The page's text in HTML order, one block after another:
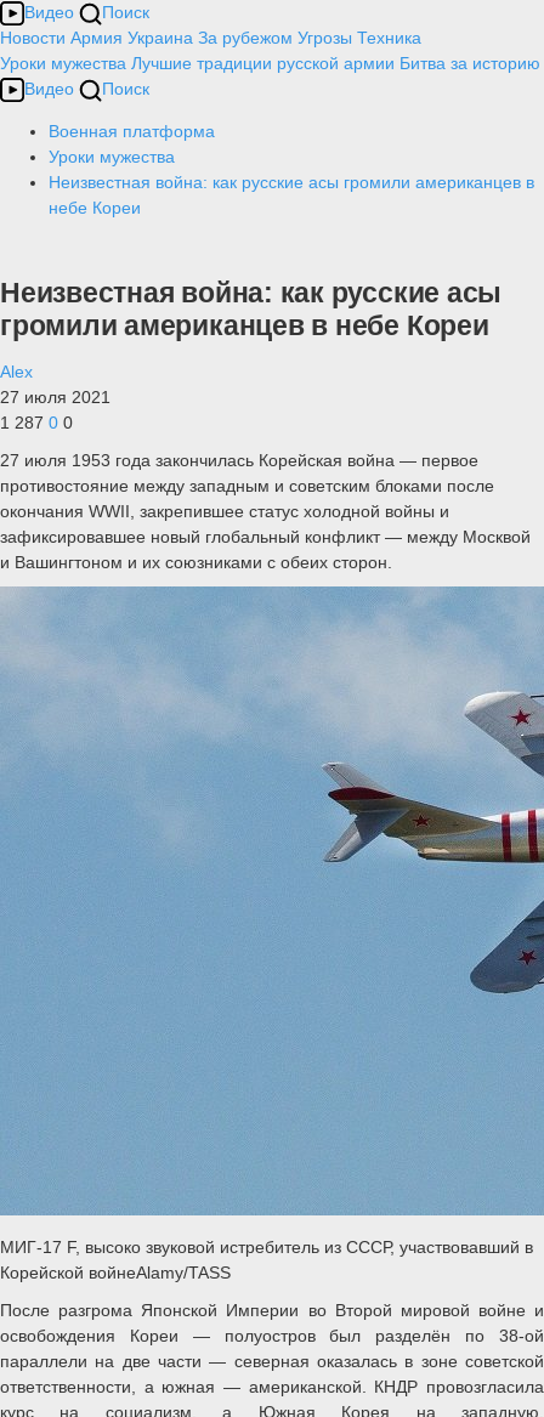
Видео
Поиск
Новости Армия Украина За рубежом Угрозы Техника
Уроки мужества Лучшие традиции русской армии Битва за историю
Видео
Поиск
Военная платформа
Уроки мужества
Неизвестная война: как русские асы громили американцев в
небе Кореи
Неизвестная война: как русские асы
громили американцев в небе Кореи
Alex
27 июля 2021
1 287 0 0
27 июля 1953 года закончилась Корейская война — первое
противостояние между западным и советским блоками после
окончания WWII, закрепившее статус холодной войны и
зафиксировавшее новый глобальный конфликт — между Москвой
и Вашингтоном и их союзниками с обеих сторон.
МИГ-17 F, высоко звуковой истребитель из СССР, участвовавший в
Корейской войнеAlamy/TASS
После разгрома Японской Империи во Второй мировой войне и
освобождения Кореи — полуостров был разделён по 38-ой
параллели на две части — северная оказалась в зоне советской
ответственности, а южная — американской. КНДР провозгласила
курс на социализм, а Южная Корея на западную,